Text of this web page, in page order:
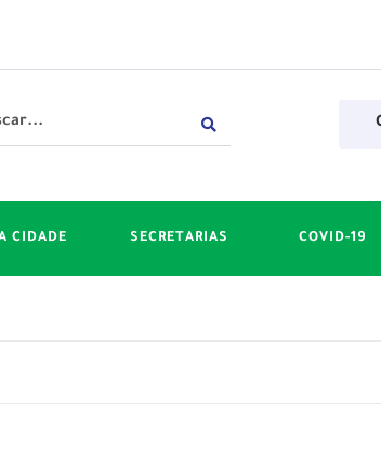
CIDADE SECRETARIAS COVID-19